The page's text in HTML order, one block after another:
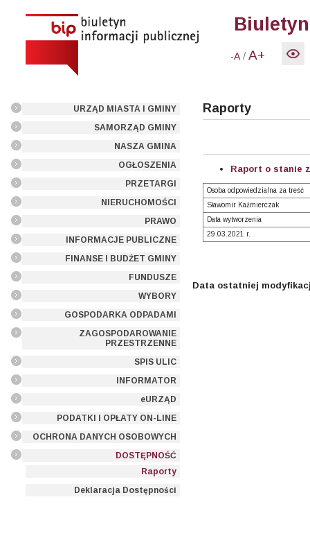
-A /A+
URZĄD MIASTA I GMINY
SAMORZĄD GMINY
NASZA GMINA
OGŁOSZENIA
PRZETARGI
NIERUCHOMOŚCI
PRAWO
INFORMACJE PUBLICZNE
FINANSE I BUDŻET GMINY
FUNDUSZE
WYBORY
GOSPODARKA ODPADAMI
ZAGOSPODAROWANIE
PRZESTRZENNE
SPIS ULIC
INFORMATOR
eURZĄD
PODATKI I OPŁATY ON-LINE
OCHRONA DANYCH OSOBOWYCH
DOSTĘPNOŚĆ
Raporty
Deklaracja Dostępności
Raporty
Raport o stanie
Osoba odpowiedzialna za treść
Sławomir Kaźmierczak
Data wytworzenia
29.03.2021 r.
Data ostatniej